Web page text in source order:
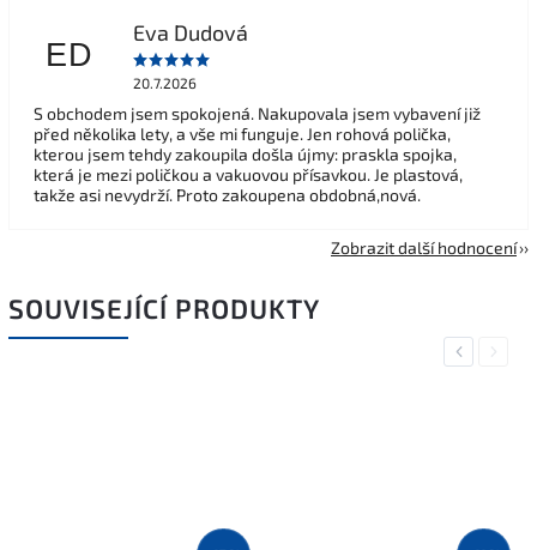
ED
Eva Dudová
20.7.2026
S obchodem jsem spokojená. Nakupovala jsem vybavení již
před několika lety, a vše mi funguje. Jen rohová polička,
kterou jsem tehdy zakoupila došla újmy: praskla spojka,
která je mezi poličkou a vakuovou přísavkou. Je plastová,
takže asi nevydrží. Proto zakoupena obdobná,nová.
Zobrazit další hodnocení
SOUVISEJÍCÍ PRODUKTY
PreviousNext